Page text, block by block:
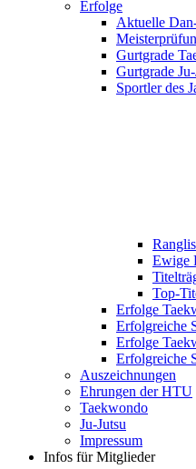
Erfolge
Aktuelle
Gurtgrade
Gurtgrade
Sportler des
Ewige
Top-
Erfolge
Erfolgreiche
Erfolge
Erfolgreiche
Auszeichnungen
Ehrungen der HTU
Taekwondo
Ju-Jutsu
Impressum
Infos für Mitglieder